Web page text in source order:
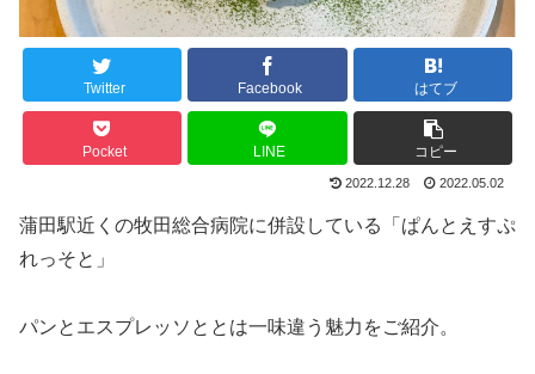
Twitter Facebook はてブ
Pocket LINE コピー
2022.12.28 2022.05.02
蒲田駅近くの牧田総合病院に併設している「ぱんとえすぷ
れっそと」
パンとエスプレッソととは一味違う魅力をご紹介。